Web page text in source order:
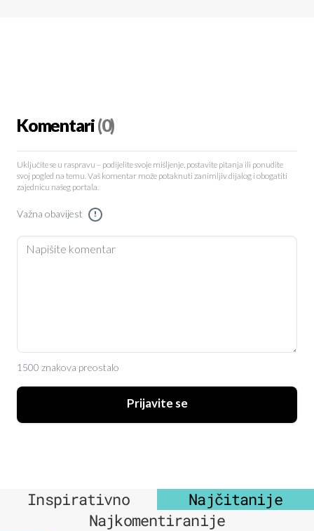
Komentari(0)
Uključite se u raspravu – podijelite svoje mišljenje, postavite pitanja ili ponudite
svoj pogled na temu. Vaš komentar može potaknuti zanimljiv dijalog i obogatiti
zajednicu našeg portala.
Važna obavijest !
1500 znakova preostalo
Prijavite se
Inspirativno
Najčitanije
Najkomentiranije